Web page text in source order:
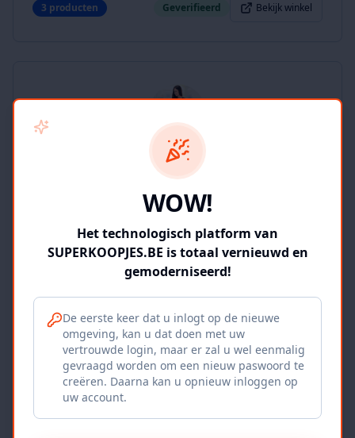
3 producten Geverifieerd Bekijk winkel
SUPERKOOPJES.BE
Geverifieerd
Iepers Kwartier
Ieper, BE
WOW!
Het technologisch platform van
SUPERKOOPJES.BE is totaal vernieuwd en
gemoderniseerd!
De eerste keer dat u inlogt op de nieuwe
omgeving, kan u dat doen met uw
vertrouwde login, maar er zal u wel eenmalig
gevraagd worden om een nieuw paswoord te
creëren. Daarna kan u opnieuw inloggen op
uw account.